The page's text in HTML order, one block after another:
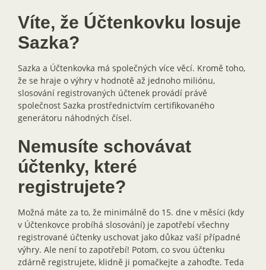
Víte, že Účtenkovku losuje
Sazka?
Sazka a Účtenkovka má společných více věcí. Kromě toho,
že se hraje o výhry v hodnotě až jednoho miliónu,
slosování registrovaných účtenek provádí právě
společnost Sazka prostřednictvím certifikovaného
generátoru náhodných čísel.
Nemusíte schovávat
účtenky, které
registrujete?
Možná máte za to, že minimálně do 15. dne v měsíci (kdy
v Účtenkovce probíhá slosování) je zapotřebí všechny
registrované účtenky uschovat jako důkaz vaší případné
výhry. Ale není to zapotřebí! Potom, co svou účtenku
zdárně registrujete, klidně ji pomačkejte a zahoďte. Teda